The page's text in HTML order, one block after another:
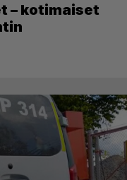
– kotimaiset